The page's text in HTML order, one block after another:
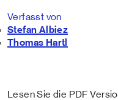
Verfasst von
Stefan Albiez
Thomas Hartl
Lesen Sie die PDF